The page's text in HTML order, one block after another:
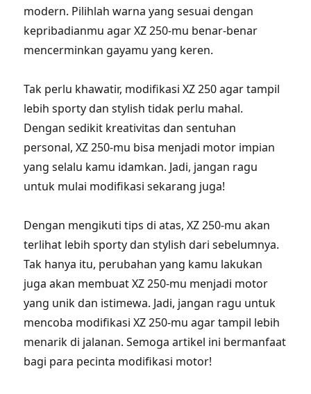
modern. Pilihlah warna yang sesuai dengan
kepribadianmu agar XZ 250-mu benar-benar
mencerminkan gayamu yang keren.
Tak perlu khawatir, modifikasi XZ 250 agar tampil
lebih sporty dan stylish tidak perlu mahal.
Dengan sedikit kreativitas dan sentuhan
personal, XZ 250-mu bisa menjadi motor impian
yang selalu kamu idamkan. Jadi, jangan ragu
untuk mulai modifikasi sekarang juga!
Dengan mengikuti tips di atas, XZ 250-mu akan
terlihat lebih sporty dan stylish dari sebelumnya.
Tak hanya itu, perubahan yang kamu lakukan
juga akan membuat XZ 250-mu menjadi motor
yang unik dan istimewa. Jadi, jangan ragu untuk
mencoba modifikasi XZ 250-mu agar tampil lebih
menarik di jalanan. Semoga artikel ini bermanfaat
bagi para pecinta modifikasi motor!